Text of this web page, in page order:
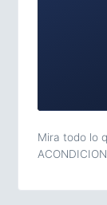
Mira todo lo